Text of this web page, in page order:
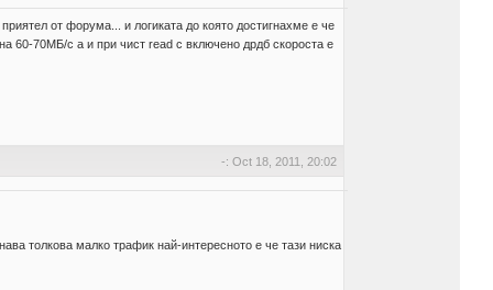
от форума... и логиката до която достигнахме е че
60-70МБ/с а и при чист read с включено дрдб скороста е
-: Oct 18, 2011, 20:02
толкова малко трафик най-интересното е че тази ниска